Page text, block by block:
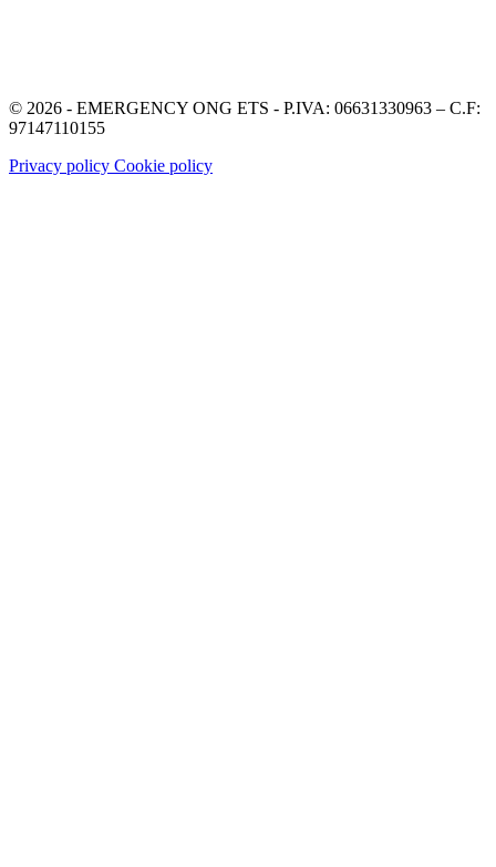
© 2026 - EMERGENCY ONG ETS - P.IVA: 06631330963 – C.F:
97147110155
Privacy policy Cookie policy